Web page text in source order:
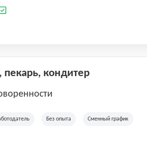
пекарь, кондитер
Без опыта Сменный график